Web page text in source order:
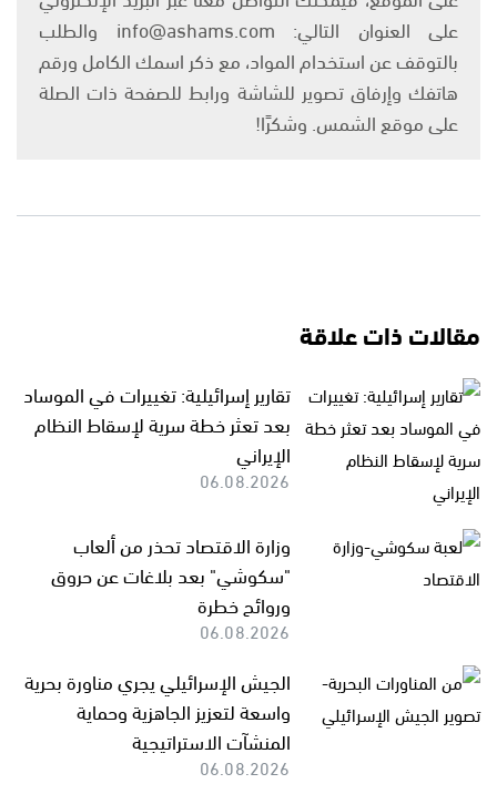
على العنوان التالي: info@ashams.com والطلب
بالتوقف عن استخدام المواد، مع ذكر اسمك الكامل ورقم
هاتفك وإرفاق تصوير للشاشة ورابط للصفحة ذات الصلة
على موقع الشمس. وشكرًا!
مقالات ذات علاقة
تقارير إسرائيلية: تغييرات في الموساد
بعد تعثر خطة سرية لإسقاط النظام
الإيراني
06.08.2026
وزارة الاقتصاد تحذر من ألعاب
"سكوشي" بعد بلاغات عن حروق
وروائح خطرة
06.08.2026
الجيش الإسرائيلي يجري مناورة بحرية
واسعة لتعزيز الجاهزية وحماية
المنشآت الاستراتيجية
06.08.2026